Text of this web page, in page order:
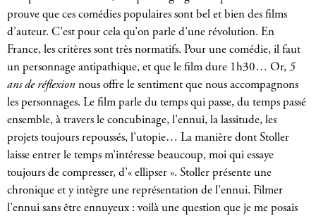
prouve que ces comédies populaires sont bel et bien des films
d’auteur. C’est pour cela qu’on parle d’une révolution. En
France, les critères sont très normatifs. Pour une comédie, il faut
un personnage antipathique, et que le film dure 1h30… Or, 5
ans de réflexion nous offre le sentiment que nous accompagnons
les personnages. Le film parle du temps qui passe, du temps passé
ensemble, à travers le concubinage, l’ennui, la lassitude, les
projets toujours repoussés, l’utopie… La manière dont Stoller
laisse entrer le temps m’intéresse beaucoup, moi qui essaye
toujours de compresser, d’« ellipser ». Stoller présente une
chronique et y intègre une représentation de l’ennui. Filmer
l’ennui sans être ennuyeux : voilà une question que je me posais